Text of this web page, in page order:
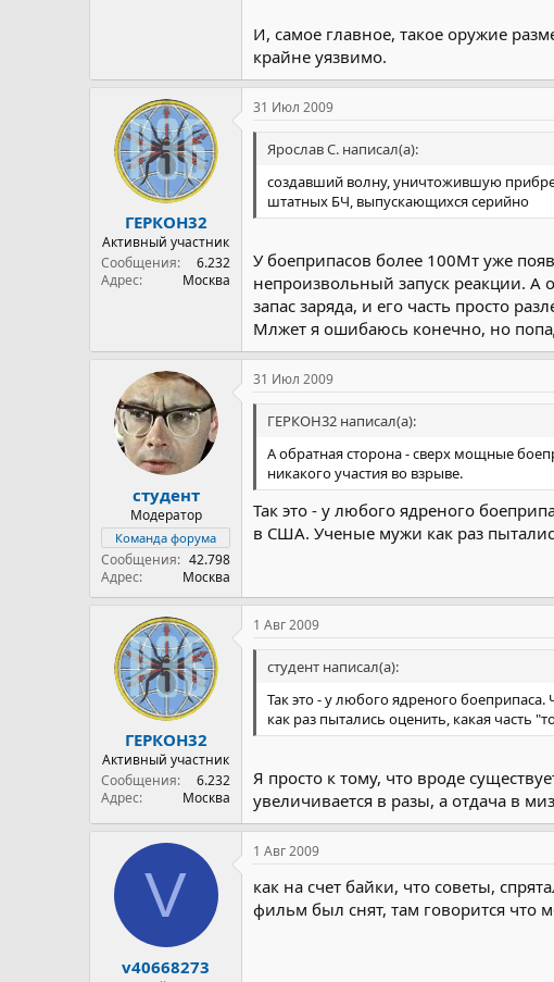
И, самое главное, такое оружие
крайне уязвимо.
ГЕРКОН32
Активный участник
Сообщения
6.232
Адрес
Москва
31 Июл 2009
Ярослав С. написал(а):
создавший волну, уничтожившую
штатных БЧ, выпускающихся серийно
У боеприпасов более 100Мт уже
непроизвольный запуск реакции. А
запас заряда, и его часть просто
Млжет я ошибаюсь конечно, но
студент
Модератор
Команда форума
Сообщения
42.798
Адрес
Москва
31 Июл 2009
ГЕРКОН32 написал(а):
А обратная сторона - сверх мощные
никакого участия во взрыве.
Так это - у любого ядреного
в США. Ученые мужи как раз
ГЕРКОН32
Активный участник
Сообщения
6.232
Адрес
Москва
1 Авг 2009
студент написал(а):
Так это - у любого ядреного
как раз пытались оценить, какая часть
Я просто к тому, что вроде
увеличивается в разы, а отдача в
V
v40668273
1 Авг 2009
как на счет байки, что советы,
фильм был снят, там говорится что